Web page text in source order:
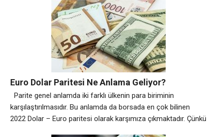
gibi, İngiliz Sterlini’ne yatırım yapmak da yatırımcıların aklından
geçen ve yatırım yapma konusunda emin olamadıkları bir konu
olarak görülmektedir. Sterline
Euro Dolar Paritesi Ne Anlama Geliyor?
Parite genel anlamda iki farklı ülkenin para biriminin
karşılaştırılmasıdır. Bu anlamda da borsada en çok bilinen
2022 Dolar – Euro paritesi olarak karşımıza çıkmaktadır. Çünkü